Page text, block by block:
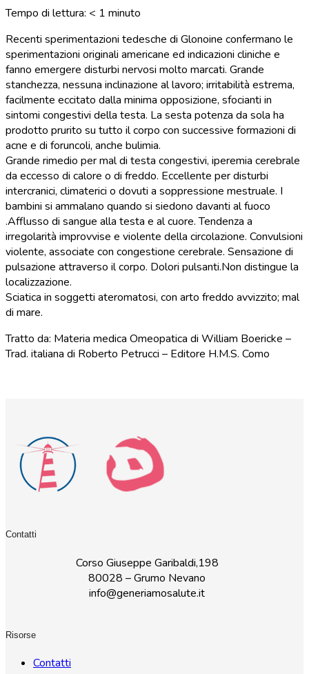
Tempo di lettura: < 1 minuto
Recenti sperimentazioni tedesche di Glonoine confermano le
sperimentazioni originali americane ed indicazioni cliniche e
fanno emergere disturbi nervosi molto marcati. Grande
stanchezza, nessuna inclinazione al lavoro; irritabilità estrema,
facilmente eccitato dalla minima opposizione, sfocianti in
sintomi congestivi della testa. La sesta potenza da sola ha
prodotto prurito su tutto il corpo con successive formazioni di
acne e di foruncoli, anche bulimia.
Grande rimedio per mal di testa congestivi, iperemia cerebrale
da eccesso di calore o di freddo. Eccellente per disturbi
intercranici, climaterici o dovuti a soppressione mestruale. I
bambini si ammalano quando si siedono davanti al fuoco
.Afflusso di sangue alla testa e al cuore. Tendenza a
irregolarità improvvise e violente della circolazione. Convulsioni
violente, associate con congestione cerebrale. Sensazione di
pulsazione attraverso il corpo. Dolori pulsanti.Non distingue la
localizzazione.
Sciatica in soggetti ateromatosi, con arto freddo avvizzito; mal
di mare.
Tratto da: Materia medica Omeopatica di William Boericke –
Trad. italiana di Roberto Petrucci – Editore H.M.S. Como
Contatti
Corso Giuseppe Garibaldi,198
80028 – Grumo Nevano
info@generiamosalute.it
Risorse
Contatti